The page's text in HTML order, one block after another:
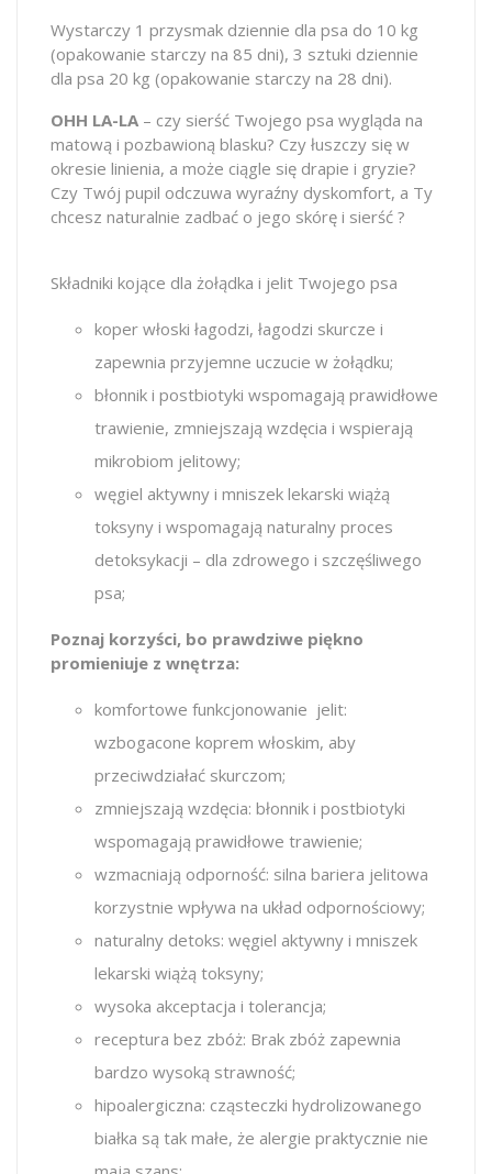
Wystarczy 1 przysmak dziennie dla psa do 10 kg
(opakowanie starczy na 85 dni), 3 sztuki dziennie
dla psa 20 kg (opakowanie starczy na 28 dni).
OHH LA-LA – czy sierść Twojego psa wygląda na
matową i pozbawioną blasku? Czy łuszczy się w
okresie linienia, a może ciągle się drapie i gryzie?
Czy Twój pupil odczuwa wyraźny dyskomfort, a Ty
chcesz naturalnie zadbać o jego skórę i sierść ?
Składniki kojące dla żołądka i jelit Twojego psa
koper włoski łagodzi, łagodzi skurcze i
zapewnia przyjemne uczucie w żołądku;
błonnik i postbiotyki wspomagają prawidłowe
trawienie, zmniejszają wzdęcia i wspierają
mikrobiom jelitowy;
węgiel aktywny i mniszek lekarski wiążą
toksyny i wspomagają naturalny proces
detoksykacji – dla zdrowego i szczęśliwego
psa;
Poznaj korzyści, bo prawdziwe piękno
promieniuje z wnętrza:
komfortowe funkcjonowanie jelit:
wzbogacone koprem włoskim, aby
przeciwdziałać skurczom;
zmniejszają wzdęcia: błonnik i postbiotyki
wspomagają prawidłowe trawienie;
wzmacniają odporność: silna bariera jelitowa
korzystnie wpływa na układ odpornościowy;
naturalny detoks: węgiel aktywny i mniszek
lekarski wiążą toksyny;
wysoka akceptacja i tolerancja;
receptura bez zbóż: Brak zbóż zapewnia
bardzo wysoką strawność;
hipoalergiczna: cząsteczki hydrolizowanego
białka są tak małe, że alergie praktycznie nie